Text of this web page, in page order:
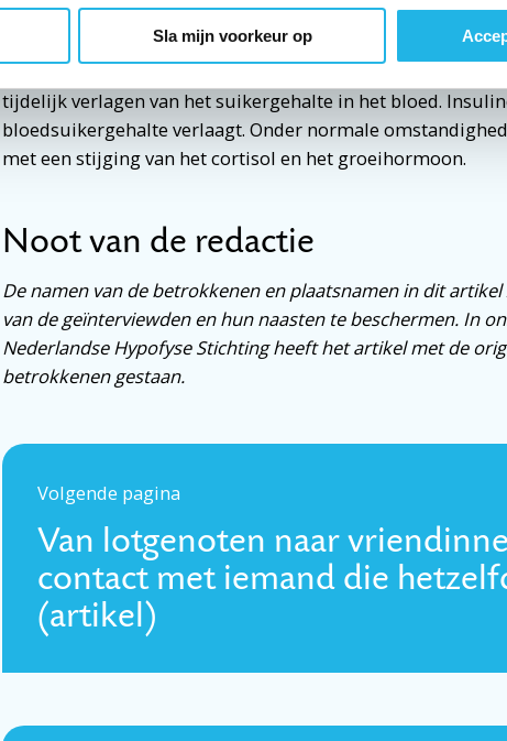
Sla mijn voorkeur op
Een arts zet de Insuline Tolerantie Test (ITT) in om te
tekort aan het bijnierschorshormoon cortisol of het
test dient de arts insuline toe, om na te gaan of het
tijdelijk verlagen van het suikergehalte in het bloed.
bloedsuikergehalte verlaagt. Onder normale
met een stijging van het cortisol en het groeihormoon.
Noot van de redactie
De namen van de betrokkenen en plaatsnamen in dit
van de geïnterviewden en hun naasten te beschermen. In
Nederlandse Hypofyse Stichting heeft het artikel met de
betrokkenen gestaan.
Volgende pagina
Van lotgenoten naar
contact met iemand die
(artikel)